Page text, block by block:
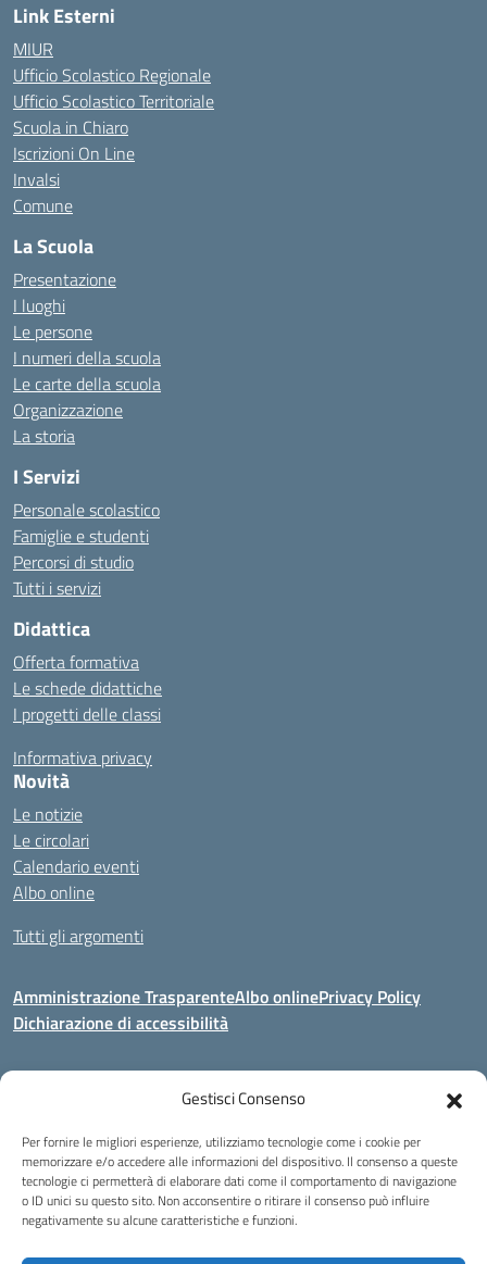
Gestisci Consenso
Per fornire le migliori esperienze, utilizziamo tecnologie come i cookie per
memorizzare e/o accedere alle informazioni del dispositivo. Il consenso a queste
tecnologie ci permetterà di elaborare dati come il comportamento di navigazione
o ID unici su questo sito. Non acconsentire o ritirare il consenso può influire
negativamente su alcune caratteristiche e funzioni.
Link Esterni
MIUR
Ufficio Scolastico Regionale
Ufficio Scolastico Territoriale
Scuola in Chiaro
Iscrizioni On Line
Invalsi
Comune
La Scuola
Presentazione
I luoghi
Le persone
I numeri della scuola
Le carte della scuola
Organizzazione
La storia
I Servizi
Personale scolastico
Famiglie e studenti
Percorsi di studio
Tutti i servizi
Didattica
Offerta formativa
Le schede didattiche
I progetti delle classi
Informativa privacy
Novità
Le notizie
Le circolari
Calendario eventi
Albo online
Tutti gli argomenti
Amministrazione TrasparenteAlbo onlinePrivacy Policy
Dichiarazione di accessibilità
Via Corridoni 34/36 Milano
Posta elettronica certificata (PEC):miic8de001@pec.istruzione.it
Codice fiscale: 80124970155
Istituto Omnicomprensivo Musicale Statale
Via Corridoni 34/36 Milano | Tel. 02 88446647 Fax 02-88.440.328